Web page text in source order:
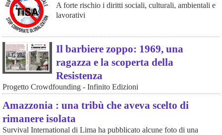
A forte rischio i diritti sociali, culturali, ambientali e
lavorativi
Il barbiere zoppo: 1969, una
ragazza e la scoperta della
Resistenza
Progetto Crowdfounding - Infinito Edizioni
Amazzonia : una tribù che aveva scelto di
rimanere isolata
Survival International di Lima ha pubblicato alcune foto di una